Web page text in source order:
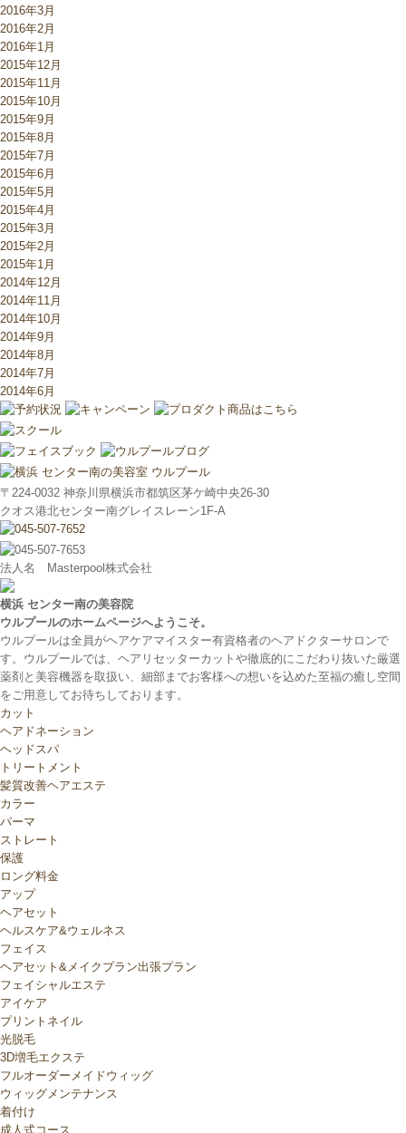
2016年3月
2016年2月
2016年1月
2015年12月
2015年11月
2015年10月
2015年9月
2015年8月
2015年7月
2015年6月
2015年5月
2015年4月
2015年3月
2015年2月
2015年1月
2014年12月
2014年11月
2014年10月
2014年9月
2014年8月
2014年7月
2014年6月
〒224-0032 神奈川県横浜市都筑区茅ケ崎中央26-30
クオス港北センター南グレイスレーン1F‐A
法人名 Masterpool株式会社
横浜 センター南の美容院
ウルプールのホームページへようこそ。
ウルプールは全員がヘアケアマイスター有資格者のヘアドクターサロンで
す。ウルプールでは、ヘアリセッターカットや徹底的にこだわり抜いた厳選
薬剤と美容機器を取扱い、細部までお客様への想いを込めた至福の癒し空間
をご用意してお待ちしております。
カット
ヘアドネーション
ヘッドスパ
トリートメント
髪質改善ヘアエステ
カラー
パーマ
ストレート
保護
ロング料金
アップ
ヘアセット
ヘルスケア&ウェルネス
フェイス
ヘアセット&メイクプラン出張プラン
フェイシャルエステ
アイケア
プリントネイル
光脱毛
3D増毛エクステ
フルオーダーメイドウィッグ
ウィッグメンテナンス
着付け
成人式コース